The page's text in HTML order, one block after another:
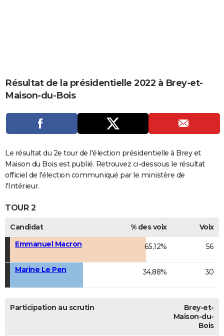
Carte de Noël
Carte Bonne année
Carte Saint-Valentin
Carte Pâques
Carte d'anniversaire
DICTIONNAIRE
PROGRAMME TV
COPAINS D'AVANT
S'inscrire
Se connecter
Lycées
Collèges
Primaires
Universités
Entreprises
Service militaire
Avis de recherche
AVIS DE DÉCÈS
FORUM
Résultat de la présidentielle 2022 à Brey-et-
Maison-du-Bois
Le résultat du 2e tour de l'élection présidentielle à Brey et
Maison du Bois est publié. Retrouvez ci-dessous le résultat
officiel de l'élection communiqué par le ministère de
l'Intérieur.
TOUR 2
Candidat % des voix
Voix
Emmanuel Macron
65,12% 56
Marine Le Pen 34,88% 30
Participation au scrutin
Brey-et-
Maison-du-
Bois